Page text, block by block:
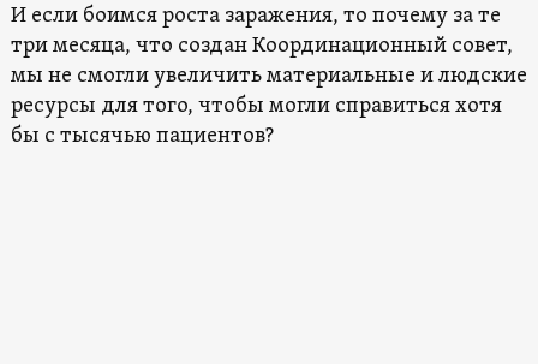
И если боимся роста заражения, то почему за те
три месяца, что создан Координационный совет,
мы не смогли увеличить материальные и людские
ресурсы для того, чтобы могли справиться хотя
бы с тысячью пациентов?